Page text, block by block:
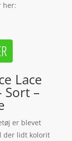
her:
Lace
Sort –
er blevet
der lidt kolorit